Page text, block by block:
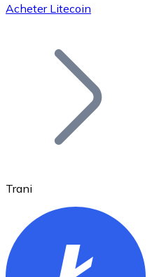
Bitcoin
Ethereum
Acheter Litecoin
Trani